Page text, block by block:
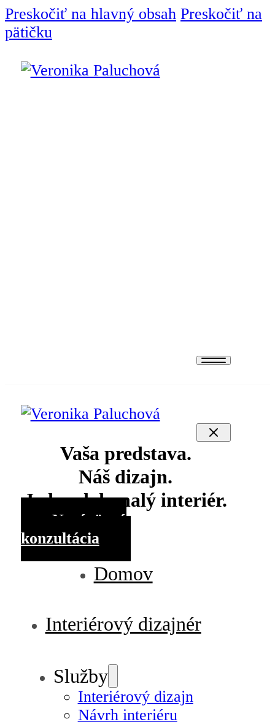
Preskočiť na hlavný obsah Preskočiť na
pätičku
Vaša predstava.
Náš dizajn.
Jeden dokonalý interiér.
Nezáväzná
konzultácia
Domov
Interiérový dizajnér
Služby
Interiérový dizajn
Návrh interiéru